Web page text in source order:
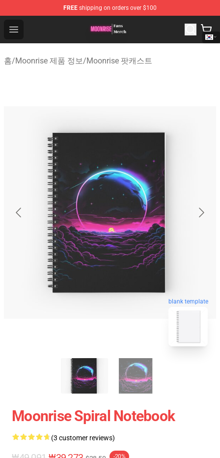
FREE shipping on orders over $100
Open menu
Moonrise Store - Official Moonrise Merchandise Shop
홈/Moonrise 제품 정보/Moonrise 팟캐스트
blank template
Moonrise Spiral Notebook
(3 customer reviews)
-20%